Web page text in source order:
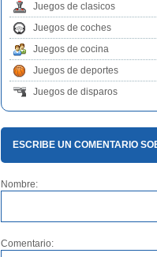
Juegos de clasicos
Juegos de coches
Juegos de cocina
Juegos de deportes
Juegos de disparos
ESCRIBE UN COMENTARIO
Nombre:
Comentario: